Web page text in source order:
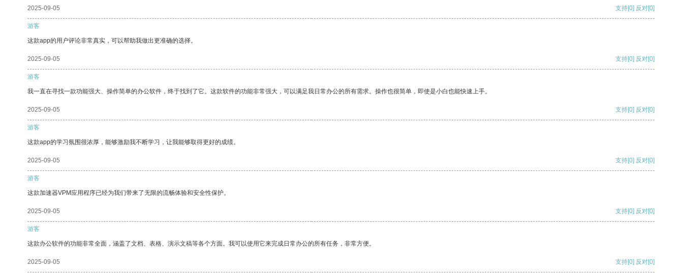
2025-09-05 支持[0] 反对[0]
游客
这款app的用户评论非常真实，可以帮助我做出更准确的选择。
2025-09-05 支持[0] 反对[0]
游客
我一直在寻找一款功能强大、操作简单的办公软件，终于找到了它。这款软件的功能非常强大，可以满足我日常办公的所有需求。操作也很简单，即使是小白也能快速上手。
2025-09-05 支持[0] 反对[0]
游客
这款app的学习氛围很浓厚，能够激励我不断学习，让我能够取得更好的成绩。
2025-09-05 支持[0] 反对[0]
游客
这款加速器VPM应用程序已经为我们带来了无限的流畅体验和安全性保护。
2025-09-05 支持[0] 反对[0]
游客
这款办公软件的功能非常全面，涵盖了文档、表格、演示文稿等各个方面。我可以使用它来完成日常办公的所有任务，非常方便。
2025-09-05 支持[0] 反对[0]